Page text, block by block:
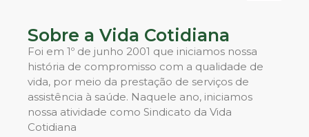
Sobre a Vida Cotidiana
Foi em 1º de junho 2001 que iniciamos nossa
história de compromisso com a qualidade de
vida, por meio da prestação de serviços de
assistência à saúde. Naquele ano, iniciamos
nossa atividade como Sindicato da Vida
Cotidiana